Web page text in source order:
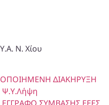
Ν. Χίου
ΔΙΑΚΗΡΥΞΗ
Λήψη